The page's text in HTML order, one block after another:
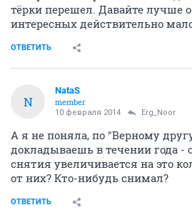
тёрки перешел. Давайте лучше
интересных действительно
ОТВЕТИТЬ
N
NataS
member
10 февраля 2014 Erg_Noor
А я не поняла, по "Верному
докладываешь в течении года -
снятия увеличивается на это
от них? Кто-нибудь снимал?
ОТВЕТИТЬ